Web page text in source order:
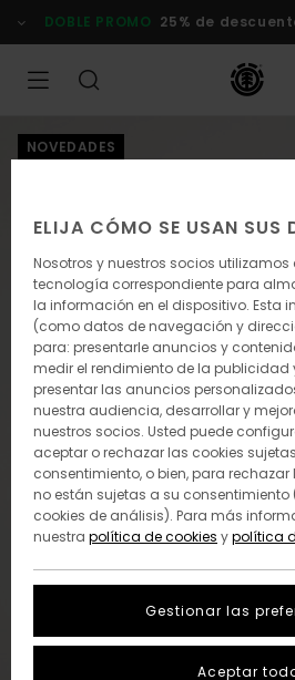
la
DOBLE PROMO 25% de descuento
NOVEDADES
ELIJA CÓMO SE USAN SUS
Nosotros y nuestros socios utilizamos
tecnología correspondiente para
la información en el dispositivo. Esta
(como datos de navegación y
para: presentarle anuncios y
medir el rendimiento de la publicidad
presentar las anuncios
nuestra audiencia, desarrollar y
nuestros socios. Usted puede
aceptar o rechazar las cookies
consentimiento, o bien, para
no están sujetas a su
cookies de análisis). Para más
nuestra política de cookies ypolítica
Gestionar las
Aceptar